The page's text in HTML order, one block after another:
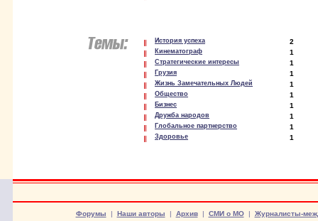
История успеха 2
Кинематограф 1
Стратегические интересы 1
Грузия 1
Жизнь Замечательных Людей 1
Общество 1
Бизнес 1
Дружба народов 1
Глобальное партнерство 1
Здоровье 1
Форумы | Наши авторы | Архив| СМИ о МО| Журналисты-